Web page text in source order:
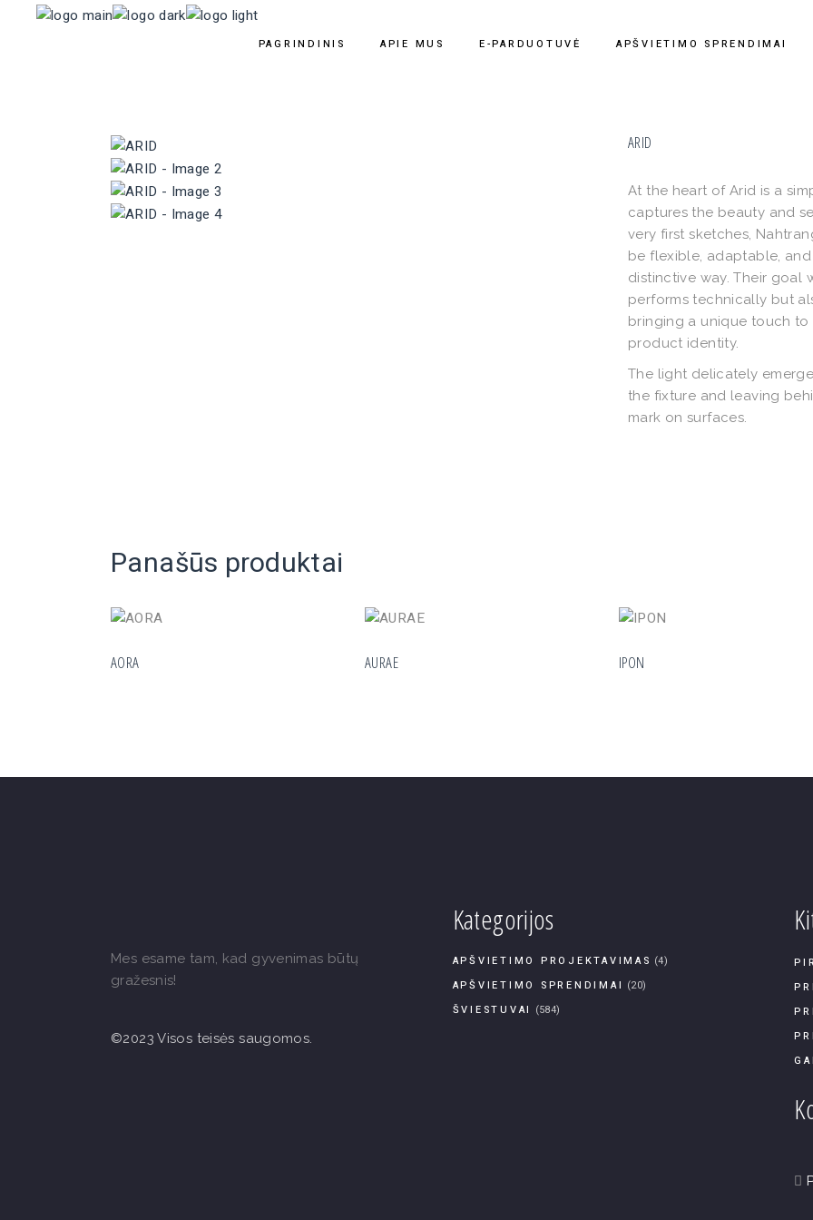
PAGRINDINIS APIE MUS E-PARDUOTUVĖ APŠVIETIMO SPRENDIMAI
ARID
At the heart of Arid is a
captures the beauty and
very first sketches,
be flexible, adaptable,
distinctive way. Their goal
performs technically but
bringing a unique touch
product identity.
The light delicately
the fixture and leaving
mark on surfaces.
Panašūs produktai
AORA AURAE IPON
Mes esame tam, kad gyvenimas būtų
gražesnis!
©2023 Visos teisės saugomos.
Kategorijos
APŠVIETIMO PROJEKTAVIMAS (4)
APŠVIETIMO SPRENDIMAI (20)
ŠVIESTUVAI (584)